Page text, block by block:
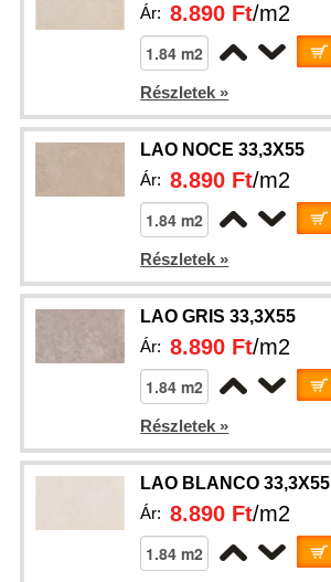
Ár:8.890 Ft/m2
Részletek »
LAO NOCE 33,3X55
Ár:8.890 Ft/m2
Részletek »
LAO GRIS 33,3X55
Ár:8.890 Ft/m2
Részletek »
LAO BLANCO 33,3X55
Ár:8.890 Ft/m2